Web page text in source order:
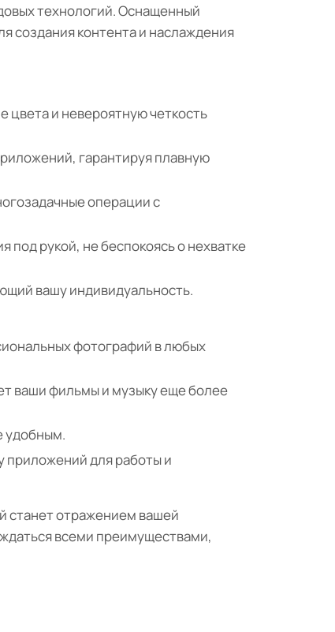
технологий. Оснащенный
создания контента и наслаждения
цвета и невероятную четкость
гарантируя плавную
операции с
рукой, не беспокоясь о нехватке
вашу индивидуальность.
фотографий в любых
ваши фильмы и музыку еще более
удобным.
приложений для работы и
станет отражением вашей
всеми преимуществами,